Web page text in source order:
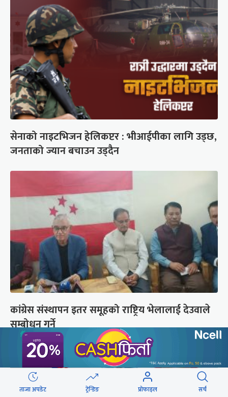
सेनाको नाइटभिजन हेलिकप्टर : भीआईपीका लागि उड्छ,
जनताको ज्यान बचाउन उड्दैन
कांग्रेस संस्थापन इतर समूहको राष्ट्रिय भेलालाई देउवाले
सम्बोधन गर्ने
ताजा अपडेट ट्रेन्डिङ प्रोफाइल सर्च